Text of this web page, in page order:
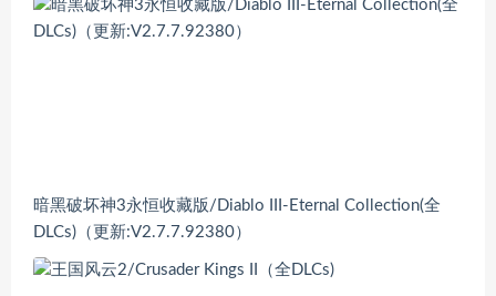
暗黑破坏神3永恒收藏版/Diablo III-Eternal Collection(全
DLCs)（更新:V2.7.7.92380）